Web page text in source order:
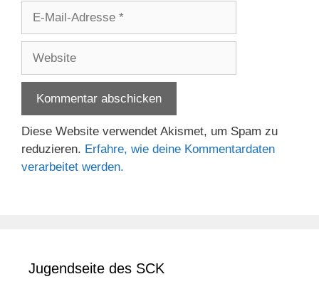
Adresse
Diese Website verwendet Akismet, um Spam zu
reduzieren. Erfahre, wie deine Kommentardaten
verarbeitet werden.
Jugendseite des SCK